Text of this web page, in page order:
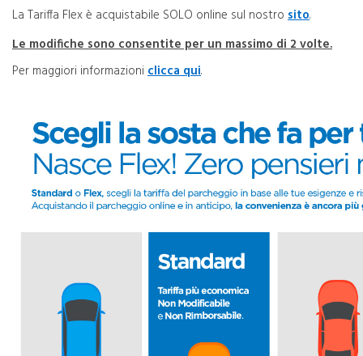
La Tariffa Flex è acquistabile SOLO online sul nostro sito.
Le modifiche sono consentite per un massimo di 2 volte.
Per maggiori informazioniclicca qui.